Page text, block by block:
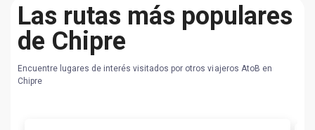
Las rutas más populares
de Chipre
Encuentre lugares de interés visitados por otros viajeros AtoB en
Chipre